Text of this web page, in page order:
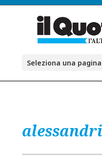
Seleziona una pagina